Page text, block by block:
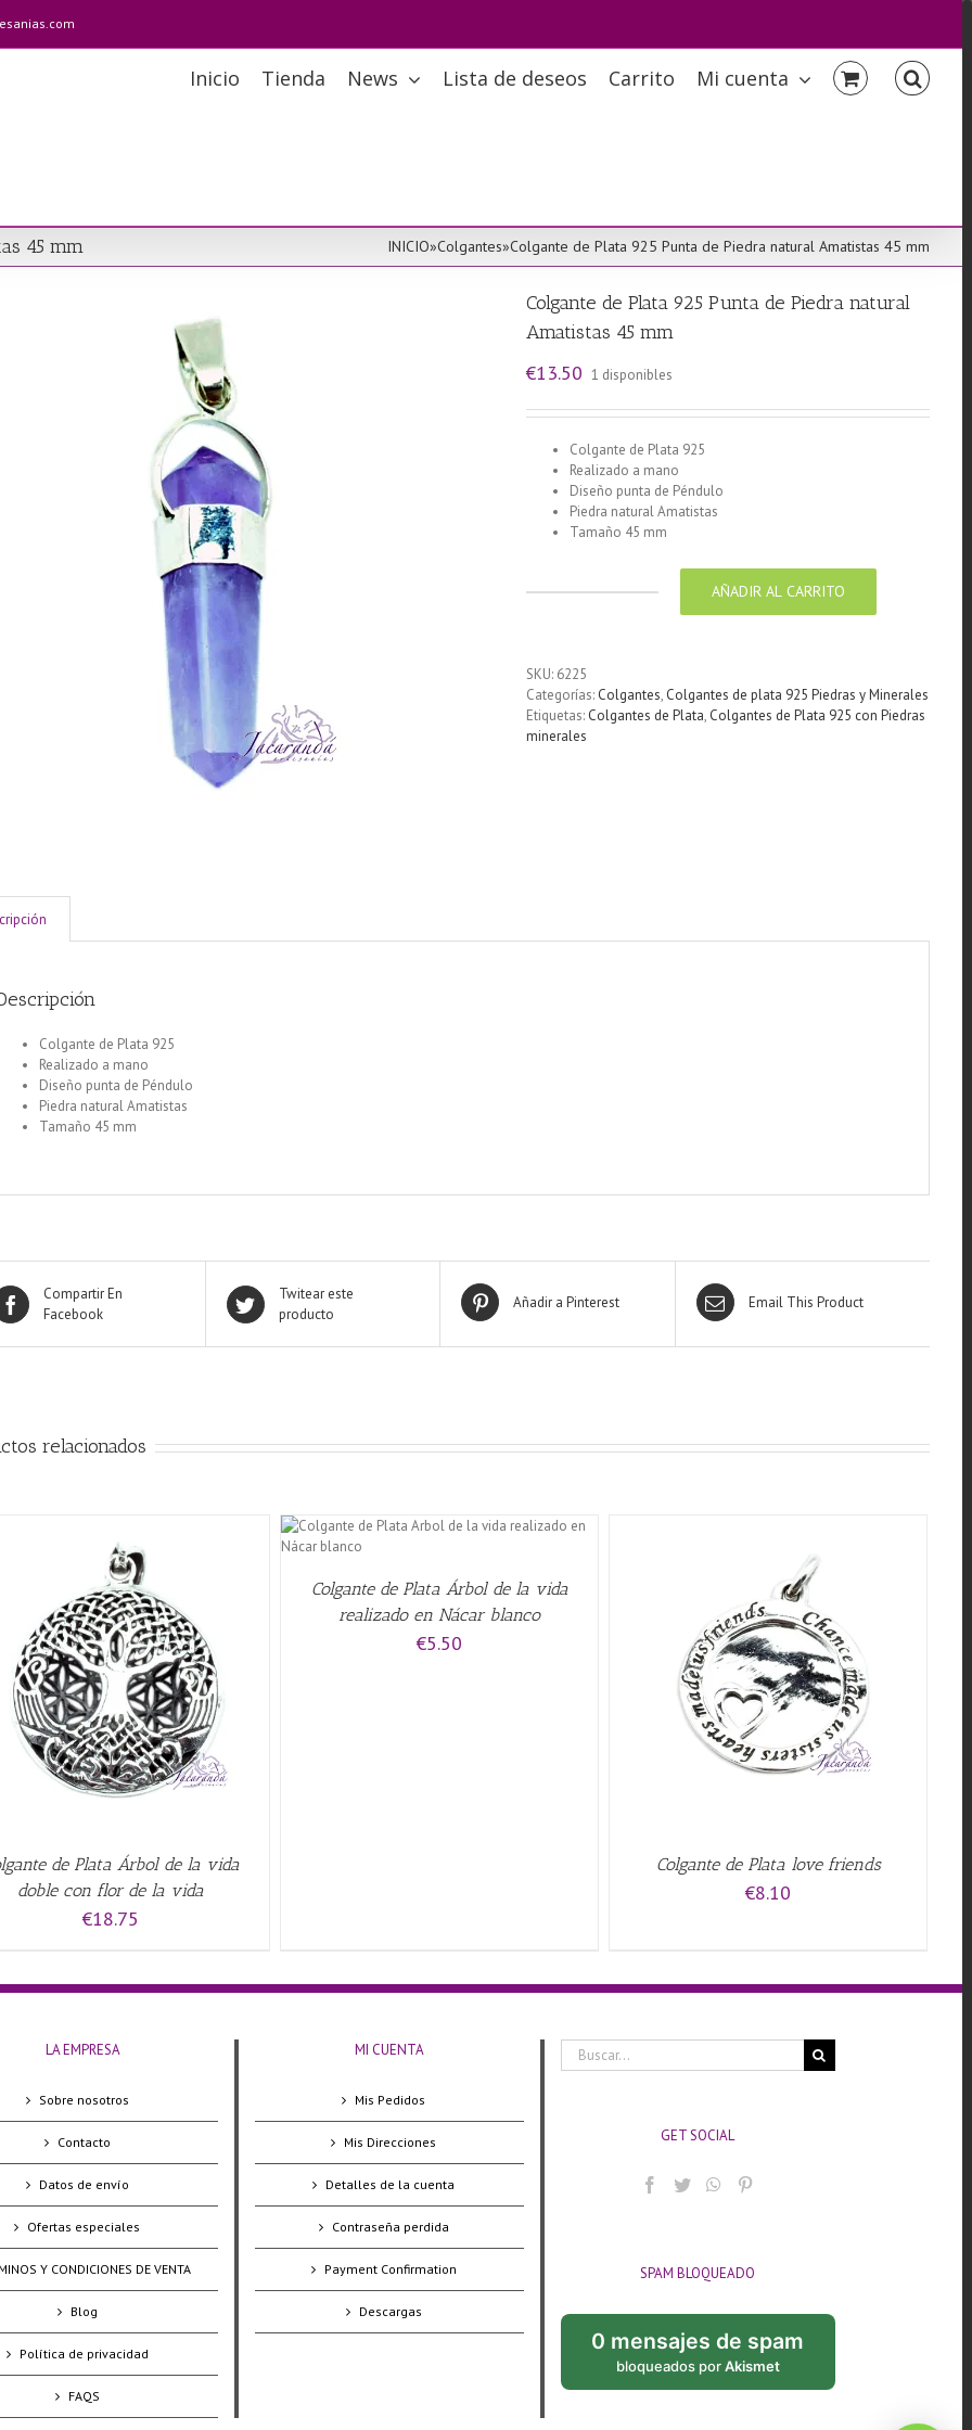
Inicio Tienda News Lista de deseos Carrito Mi cuenta
45 mm INICIO»Colgantes»Colgante de Plata 925 Punta de Piedra natural Amatistas 45 mm
Colgante de Plata 925 Punta de Piedra natural
Amatistas 45 mm
€13.50 1 disponibles
Colgante de Plata 925
Realizado a mano
Diseño punta de Péndulo
Piedra natural Amatistas
Tamaño 45 mm
de
Piedra
AÑADIR AL CARRITO
SKU: 6225
Categorías: Colgantes, Colgantes de plata 925 Piedras y Minerales
Etiquetas: Colgantes de Plata, Colgantes de Plata 925 con Piedras
minerales
Colgante de Plata 925
Realizado a mano
Diseño punta de Péndulo
Piedra natural Amatistas
Tamaño 45 mm
Compartir En
Facebook
Twitear este
producto
Añadir a Pinterest Email This Product
relacionados
de Plata Árbol de la vida
doble con flor de la vida
€18.75
AÑADIR AL CARRITO
Colgante de Plata Árbol de la vida
realizado en Nácar blanco
€5.50
Colgante de Plata love friends
€8.10
LA EMPRESA
Sobre nosotros
Contacto
Datos de envío
Ofertas especiales
Y CONDICIONES DE VENTA
Blog
Política de privacidad
FAQS
MI CUENTA
Mis Pedidos
Mis Direcciones
Detalles de la cuenta
Contraseña perdida
Payment Confirmation
Descargas
Buscar:
GET SOCIAL
SPAM BLOQUEADO
0 mensajes de spam
bloqueados porAkismet